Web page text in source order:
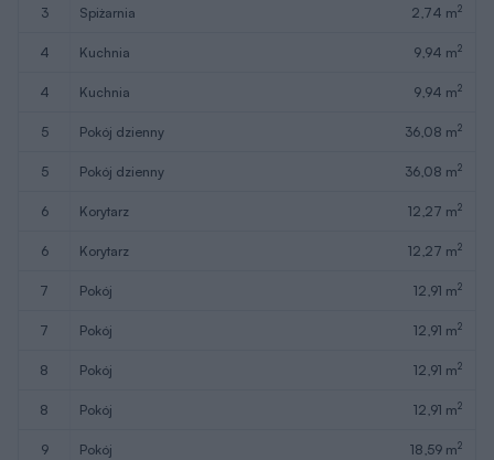
3 spiżarnia 2,74 m2
4 kuchnia 9,94 m2
4 kuchnia 9,94 m2
5 pokój dzienny 36,08 m2
5 pokój dzienny 36,08 m2
6 korytarz 12,27 m2
6 korytarz 12,27 m2
7 pokój 12,91 m2
7 pokój 12,91 m2
8 pokój 12,91 m2
8 pokój 12,91 m2
9 pokój 18,59 m2